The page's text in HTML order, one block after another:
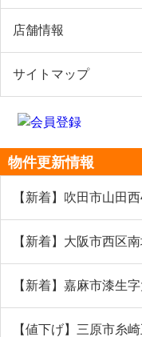
店舗情報
サイトマップ
物件更新情報
【新着】吹田市山田
【新着】大阪市西区
【新着】嘉麻市漆生
【値下げ】三原市糸